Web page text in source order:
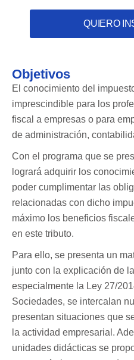
QUIERO
Objetivos
El conocimiento del
imprescindible para los
fiscal a empresas o para
de administración,
Con el programa que se
logrará adquirir los
poder cumplimentar las
relacionadas con dicho
máximo los beneficios
en este tributo.
Para ello, se presenta un
junto con la explicación de
especialmente la Ley 27/
Sociedades, se intercalan
presentan situaciones que
la actividad empresarial.
unidades didácticas se